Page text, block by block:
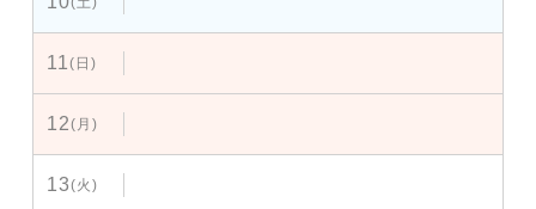
11(日)
12(月)
13(火)